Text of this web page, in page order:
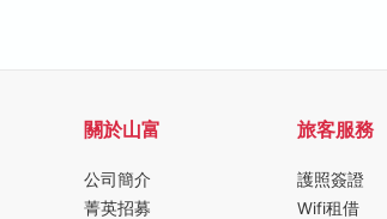
關於山富
公司簡介
菁英招募
旅客服務
護照簽證
Wifi租借